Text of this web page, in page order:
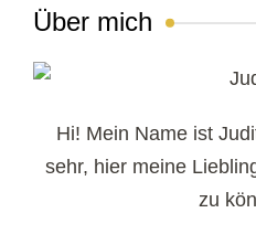
Über mich
Hi! Mein Name ist
sehr, hier meine
zu